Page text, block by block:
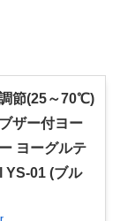
節(25～70℃)
ザー付ヨー
ヨーグルテ
YS-01 (ブル